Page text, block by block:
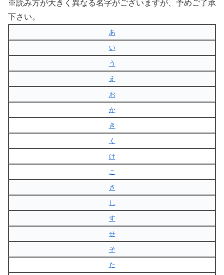
※読み方が大きく異なる名字がございますが、予めご了承
下さい。
あ
い
う
え
お
か
き
く
け
こ
さ
し
す
せ
そ
た